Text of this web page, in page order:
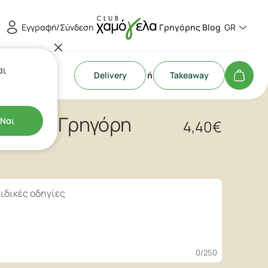
Εγγραφή/Σύνδεση Γρηγόρης Blog GR
Delivery ή Takeaway
του Γρηγόρη 4,40€
0/250
Ναι